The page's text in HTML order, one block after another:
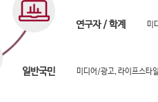
연구자 / 학계 미
일반국민 미디어/광고, 라이프스타